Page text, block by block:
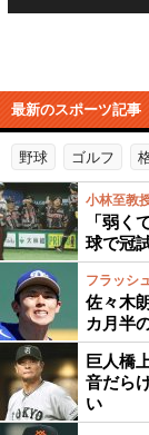
最新のスポーツ記事
野球 ゴルフ
小林至教
「弱く
球で冠
フラッシ
佐々木
カ月半
巨人橋
音だら
い